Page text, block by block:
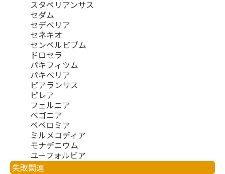
スタペリアンサス
セダム
セデベリア
セネキオ
センペルビブム
ドロセラ
パキフィツム
パキベリア
ピアランサス
ピレア
フェルニア
ベゴニア
ペペロミア
ミルメコディア
モナデニウム
ユーフォルビア
失敗関連